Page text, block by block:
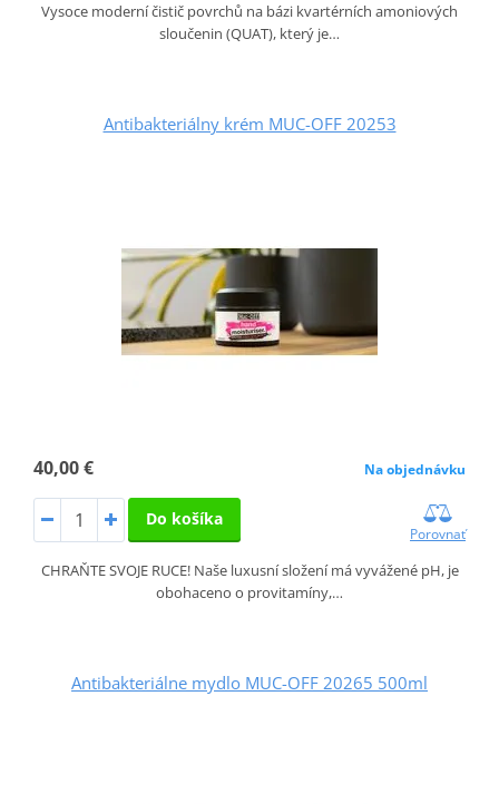
Vysoce moderní čistič povrchů na bázi kvartérních amoniových
sloučenin (QUAT), který je…
Antibakteriálny krém MUC-OFF 20253
40,00 € Na objednávku
Do košíka
Porovnať
CHRAŇTE SVOJE RUCE! Naše luxusní složení má vyvážené pH, je
obohaceno o provitamíny,…
Antibakteriálne mydlo MUC-OFF 20265 500ml